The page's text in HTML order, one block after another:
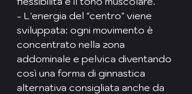
- L'energia del "centro" viene
sviluppata: ogni movimento è
concentrato nella zona
addominale e pelvica diventando
così una forma di ginnastica
alternativa consigliata anche da